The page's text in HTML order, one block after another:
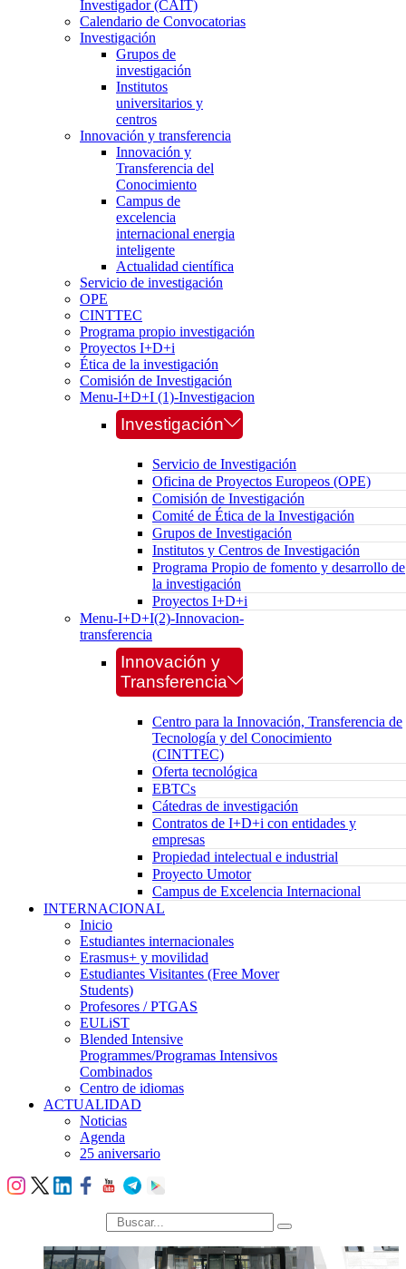
Investigador (CAIT)
Calendario de Convocatorias
Investigación
Grupos de
investigación
Institutos
universitarios y
centros
Innovación y transferencia
Innovación y
Transferencia del
Conocimiento
Campus de
excelencia
internacional energia
inteligente
Actualidad científica
Servicio de investigación
OPE
CINTTEC
Programa propio investigación
Proyectos I+D+i
Ética de la investigación
Comisión de Investigación
Menu-I+D+I (1)-Investigacion
Investigación
Servicio de Investigación
Oficina de Proyectos Europeos (OPE)
Comisión de Investigación
Comité de Ética de la Investigación
Grupos de Investigación
Institutos y Centros de Investigación
Programa Propio de fomento y desarrollo de
la investigación
Proyectos I+D+i
Menu-I+D+I(2)-Innovacion-
transferencia
Innovación y
Transferencia
Centro para la Innovación, Transferencia de
Tecnología y del Conocimiento
(CINTTEC)
Oferta tecnológica
EBTCs
Cátedras de investigación
Contratos de I+D+i con entidades y
empresas
Propiedad intelectual e industrial
Proyecto Umotor
Campus de Excelencia Internacional
INTERNACIONAL
Inicio
Estudiantes internacionales
Erasmus+ y movilidad
Estudiantes Visitantes (Free Mover
Students)
Profesores / PTGAS
EULiST
Blended Intensive
Programmes/Programas Intensivos
Combinados
Centro de idiomas
ACTUALIDAD
Noticias
Agenda
25 aniversario
búsqueda